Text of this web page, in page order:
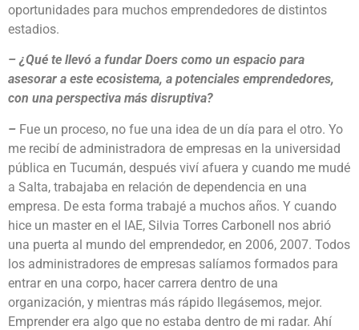
oportunidades para muchos emprendedores de distintos
estadios.
– ¿Qué te llevó a fundar Doers como un espacio para
asesorar a este ecosistema, a potenciales emprendedores,
con una perspectiva más disruptiva?
– Fue un proceso, no fue una idea de un día para el otro. Yo
me recibí de administradora de empresas en la universidad
pública en Tucumán, después viví afuera y cuando me mudé
a Salta, trabajaba en relación de dependencia en una
empresa. De esta forma trabajé a muchos años. Y cuando
hice un master en el IAE, Silvia Torres Carbonell nos abrió
una puerta al mundo del emprendedor, en 2006, 2007. Todos
los administradores de empresas salíamos formados para
entrar en una corpo, hacer carrera dentro de una
organización, y mientras más rápido llegásemos, mejor.
Emprender era algo que no estaba dentro de mi radar. Ahí